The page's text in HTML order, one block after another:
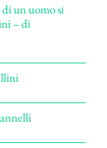
un uomo si
– di